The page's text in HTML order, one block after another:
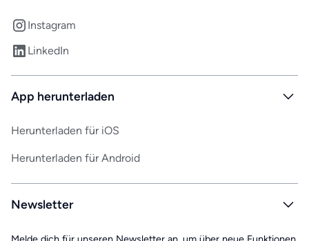
Instagram
LinkedIn
App herunterladen
Herunterladen für iOS
Herunterladen für Android
Newsletter